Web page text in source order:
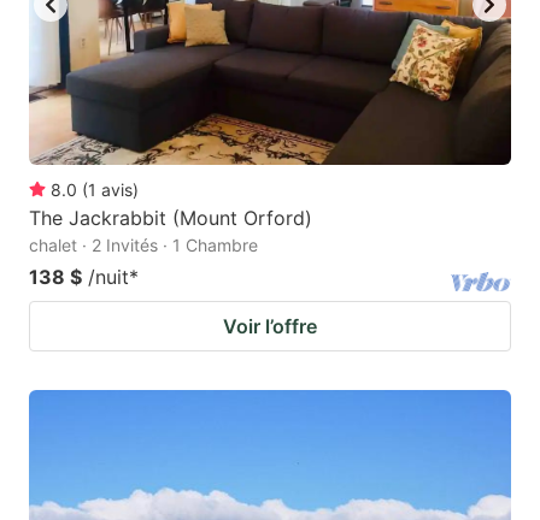
8.0 (1 avis)
The Jackrabbit (Mount Orford)
chalet · 2 Invités · 1 Chambre
138 $ /nuit*
Voir l’offre